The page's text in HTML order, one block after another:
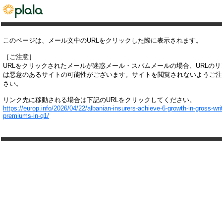
このページは、メール文中のURLをクリックした際に表示されます。
［ご注意］
URLをクリックされたメールが迷惑メール・スパムメールの場合、URLの
は悪意のあるサイトの可能性がございます。サイトを閲覧されないようご
さい。
リンク先に移動される場合は下記のURLをクリックしてください。
https://europ.info/2026/04/22/albanian-insurers-achieve-6-growth-in-gross-
premiums-in-q1/